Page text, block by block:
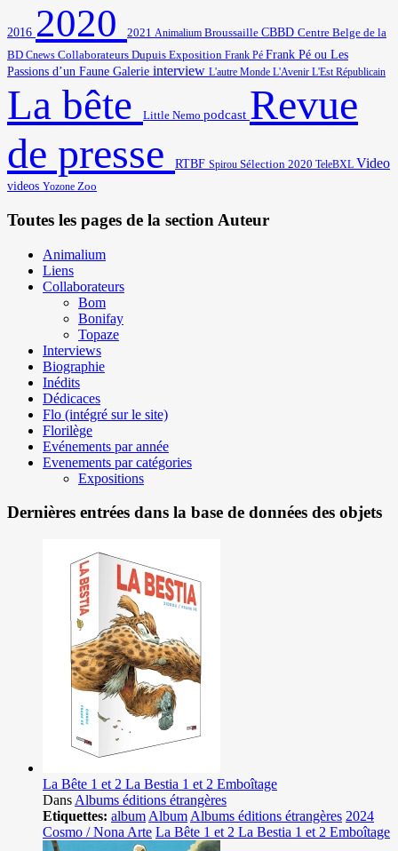
2016 2020 2021 Animalium Broussaille CBBD Centre Belge de la
BD Cnews Collaborateurs Dupuis Exposition Frank Pé Frank Pé ou Les
Passions d’un Faune Galerie interview L'autre Monde L'Avenir L'Est Républicain
La bête Little Nemo podcast Revue
de presse
RTBF Spirou Sélection 2020 TeleBXL Video
videos Yozone Zoo
Toutes les pages de la section Auteur
Animalium
Liens
Collaborateurs
Bom
Bonifay
Topaze
Interviews
Biographie
Inédits
Dédicaces
Flo (intégré sur le site)
Florilège
Evénements par année
Evenements par catégories
Expositions
Dernières entrées dans la base de données des objets
La Bête 1 et 2 La Bestia 1 et 2 Emboîtage
Dans Albums éditions étrangères
Etiquettes: album Album Albums éditions étrangères 2024
Cosmo / Nona Arte La Bête 1 et 2 La Bestia 1 et 2 Emboîtage